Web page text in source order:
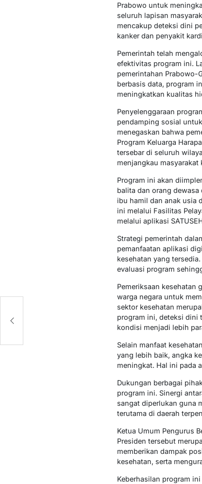
Prabowo untuk
seluruh lapisan
mencakup deteksi dini
kanker dan penyakit
Pemerintah telah
efektivitas program ini.
pemerintahan Prabowo-
berbasis data, program
meningkatkan kualitas
Penyelenggaraan
pendamping sosial
menegaskan bahwa
Program Keluarga
tersebar di seluruh
menjangkau
Program ini akan
balita dan orang
ibu hamil dan anak usia
ini melalui Fasilitas
melalui aplikasi
Strategi pemerintah
pemanfaatan aplikasi
kesehatan yang
evaluasi program
Pemeriksaan kesehatan
warga negara untuk
sektor kesehatan
program ini, deteksi dini
kondisi menjadi lebih
Selain manfaat
yang lebih baik, angka
meningkat. Hal ini pada
Dukungan berbagai
program ini. Sinergi
sangat diperlukan guna
terutama di daerah
Ketua Umum Pengurus
Presiden tersebut
memberikan dampak
kesehatan, serta
Keberhasilan program